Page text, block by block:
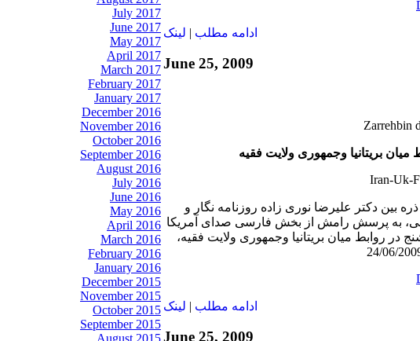
July 2017
June 2017
May 2017
April 2017
March 2017
February 2017
January 2017
December 2016
November 2016
October 2016
September 2016
August 2016
July 2016
June 2016
May 2016
April 2016
March 2016
February 2016
January 2016
December 2015
November 2015
October 2015
September 2015
August 2015
ادامه مطلب | لينک
June 25, 2009
میان بریتانیا وجمهوری ولایت فقیه
ذره بين دکتر عليرضا نوری زاده روزنامه نگار و
به پرسش رامش از بخش فارسی صدای آمريكا
در روابط میان بریتانیا وجمهوری ولایت فقیه،
ادامه مطلب | لينک
June 25, 2009